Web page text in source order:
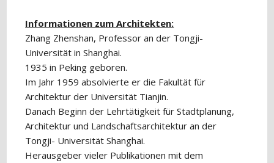
Informationen zum Architekten:
Zhang Zhenshan, Professor an der Tongji-
Universität in Shanghai.
1935 in Peking geboren.
Im Jahr 1959 absolvierte er die Fakultät für
Architektur der Universität Tianjin.
Danach Beginn der Lehrtätigkeit für Stadtplanung,
Architektur und Landschaftsarchitektur an der
Tongji- Universität Shanghai.
Herausgeber vieler Publikationen mit dem